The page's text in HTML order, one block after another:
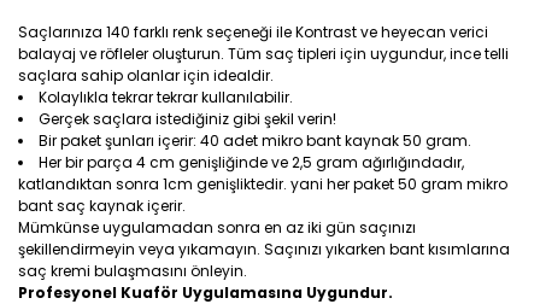
Saçlarınıza 140 farklı renk seçeneği ile Kontrast ve heyecan verici
balayaj ve röfleler oluşturun. Tüm saç tipleri için uygundur, ince telli
saçlara sahip olanlar için idealdir.
Kolaylıkla tekrar tekrar kullanılabilir.
Gerçek saçlara istediğiniz gibi şekil verin!
Bir paket şunları içerir: 40 adet mikro bant kaynak 50 gram.
Her bir parça 4 cm genişliğinde ve 2,5 gram ağırlığındadır,
katlandıktan sonra 1cm genişliktedir. yani her paket 50 gram mikro
bant saç kaynak içerir.
Mümkünse uygulamadan sonra en az iki gün saçınızı
şekillendirmeyin veya yıkamayın. Saçınızı yıkarken bant kısımlarına
saç kremi bulaşmasını önleyin.
Profesyonel Kuaför Uygulamasına Uygundur.